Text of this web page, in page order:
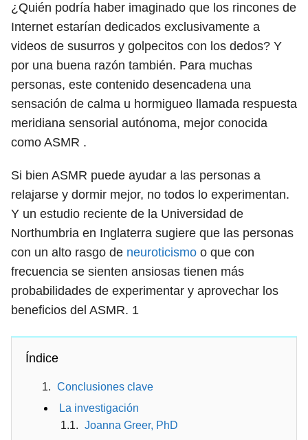
¿Quién podría haber imaginado que los rincones de
Internet estarían dedicados exclusivamente a
videos de susurros y golpecitos con los dedos? Y
por una buena razón también. Para muchas
personas, este contenido desencadena una
sensación de calma u hormigueo llamada respuesta
meridiana sensorial autónoma, mejor conocida
como ASMR .
Si bien ASMR puede ayudar a las personas a
relajarse y dormir mejor, no todos lo experimentan.
Y un estudio reciente de la Universidad de
Northumbria en Inglaterra sugiere que las personas
con un alto rasgo de neuroticismo o que con
frecuencia se sienten ansiosas tienen más
probabilidades de experimentar y aprovechar los
beneficios del ASMR. 1
Índice
Conclusiones clave
La investigación
Joanna Greer, PhD